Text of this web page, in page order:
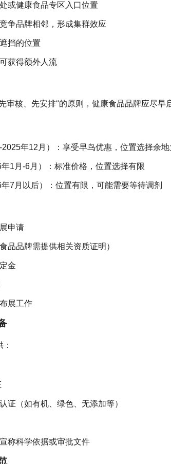
或健康食品专区入口位置
争品牌相邻，形成集群效应
挡的位置
获得额外人流
审核、先安排”的原则，健康食品品牌应尽早
年12月）：享受早鸟优惠，位置选择余地
1月-6月）：标准价格，位置选择有限
7月以后）：位置有限，可能需要等待调剂
申请
品品牌需提供相关资质证明）
金
展工作
证（如有机、绿色、无添加等）
称科学依据或审批文件